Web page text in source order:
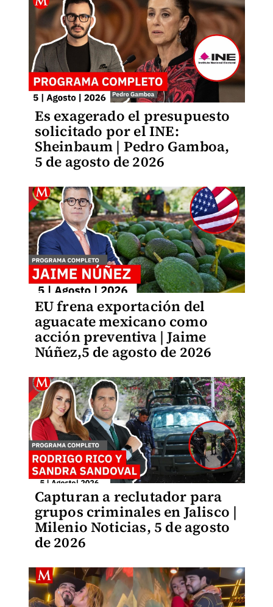
Es exagerado el presupuesto
solicitado por el INE:
Sheinbaum | Pedro Gamboa,
5 de agosto de 2026
EU frena exportación del
aguacate mexicano como
acción preventiva | Jaime
Núñez,5 de agosto de 2026
Capturan a reclutador para
grupos criminales en Jalisco |
Milenio Noticias, 5 de agosto
de 2026